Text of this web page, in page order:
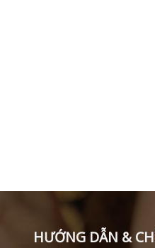
HƯỚNG DẪN &